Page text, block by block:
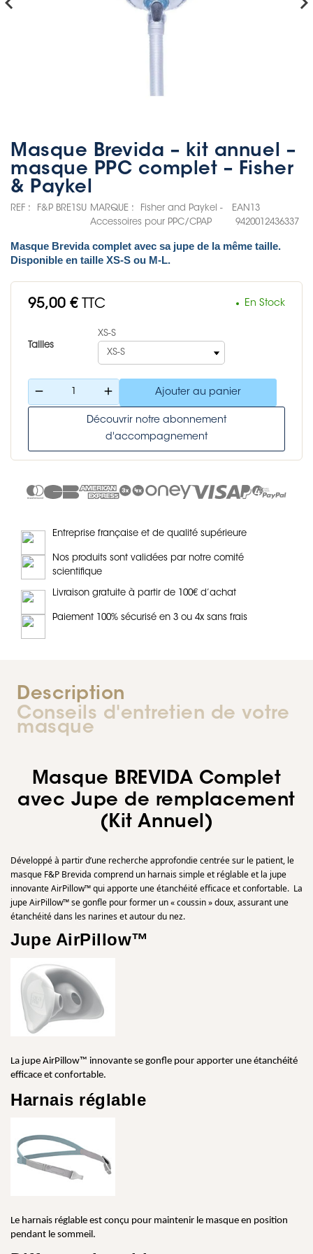
Masque Brevida – kit annuel –
masque PPC complet – Fisher
& Paykel
REF : F&P BRE1SU MARQUE :
Fisher and Paykel -
Accessoires pour PPC/CPAP
EAN13
9420012436337
Masque Brevidacomplet avec sa jupe de la même taille.
Disponible en taille XS-S ou M-L.
95,00 € TTC En Stock
Tailles
XS-S
remove add Ajouter au panier
Découvrir notre abonnement
d'accompagnement
Entreprise française et de qualité supérieure
Nos produits sont validées par notre comité
scientifique
Livraison gratuite à partir de 100€ d’achat
Paiement 100% sécurisé en 3 ou 4x sans frais
Description
Conseils d'entretien de votre
masque
Masque BREVIDA Complet
avec Jupe de remplacement
(Kit Annuel)
Développé à partir d’une recherche approfondie centrée sur le patient, le
masque F&P Brevida comprend un harnais simple et réglable et la jupe
innovante AirPillow™ qui apporte une étanchéité efficace et confortable. La
jupe AirPillow™ se gonfle pour former un « coussin » doux, assurant une
étanchéité dans les narines et autour du nez.
Jupe AirPillow™
La jupe AirPillow™ innovante se gonfle pour apporter une étanchéité
efficace et confortable.
Harnais réglable
Le harnais réglable est conçu pour maintenir le masque en position
pendant le sommeil.